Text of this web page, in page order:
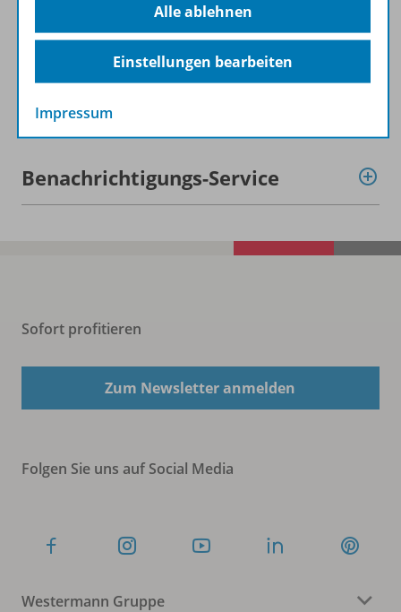
Beschreibung
Zugehörige Produkte
Benachrichtigungs-Service
Sofort profitieren
Zum Newsletter anmelden
Folgen Sie uns auf Social Media
Westermann Gruppe
Alle ablehnen
Einstellungen bearbeiten
Impressum